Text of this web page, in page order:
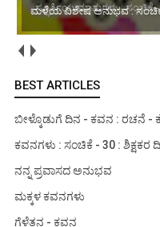
ಮಳೆಯ ವಿಶೇಷ ಅನುಭವ : ಸಂಚಿಕೆ
BEST ARTICLES
ಬೀಳ್ಕೊಡುಗೆ ದಿನ - ಕವನ : ರಚನೆ -
ಕವನಗಳು : ಸಂಚಿಕೆ - 30 :
ನನ್ನ ಪ್ರವಾಸದ ಅನುಭವ
ಮಕ್ಕಳ ಕವನಗಳು
ಗೆಳೆತನ - ಕವನ